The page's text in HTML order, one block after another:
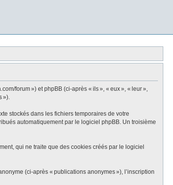
forum ») et phpBB (ci-après « ils », « eux », « leur »,
»).
stockés dans les fichiers temporaires de votre
automatiquement par le logiciel phpBB. Un troisième
qui ne traite que des cookies créés par le logiciel
(ci-après « publications anonymes »), l’inscription